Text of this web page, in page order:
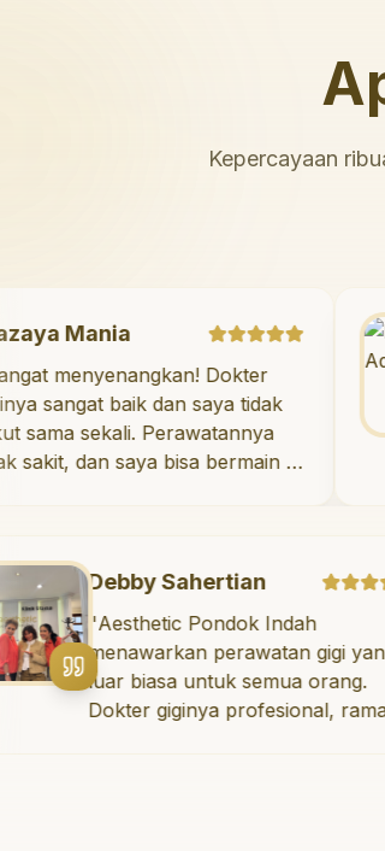
Kepercayaan
Mazaya Mania
"Sangat menyenangkan! Dokter
giginya sangat baik dan saya tidak
takut sama sekali. Perawatannya
tidak sakit, dan saya bisa bermain di
Debby Sahertian
"Aesthetic Pondok Indah
menawarkan perawatan gigi yang
luar biasa untuk semua orang.
Dokter giginya profesional, ramah,